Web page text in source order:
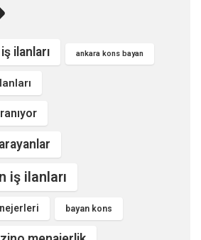
ilanları ankara kons bayan
iş ilanları
bayan kons